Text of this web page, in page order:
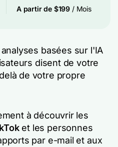
A partir de $199 / Mois
basées sur l'IA
disent de votre
de votre propre
à découvrir les
et les personnes
par e-mail et aux